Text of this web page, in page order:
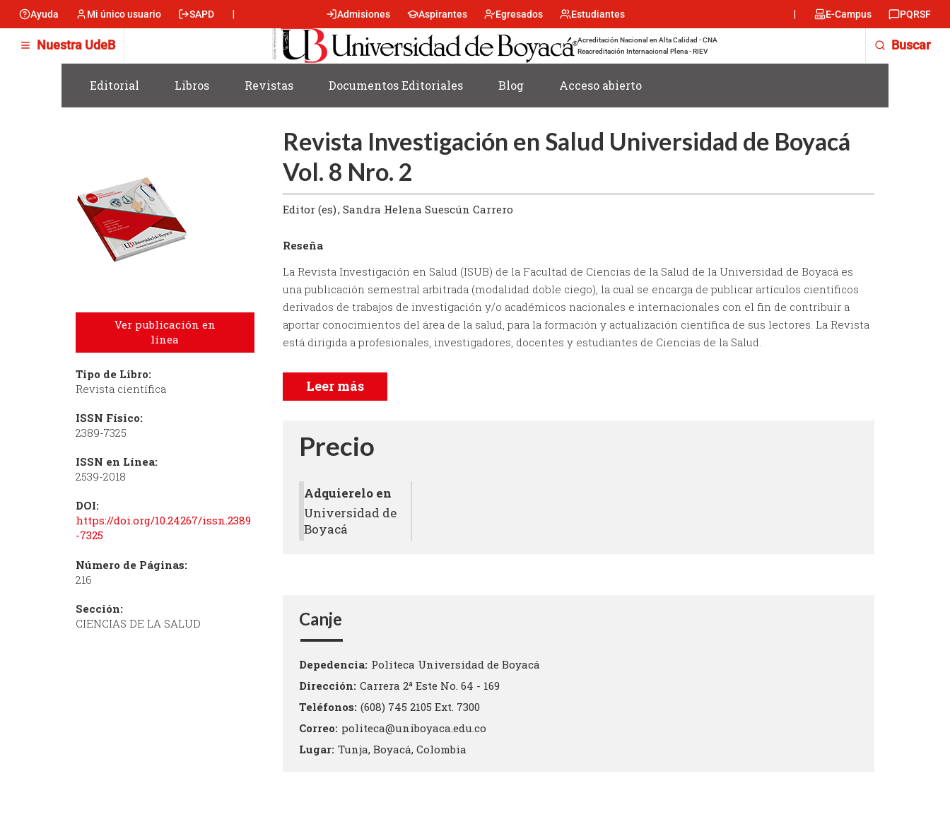
main
content
Menu
Izquierda
Ayuda Mi único usuario SAPD
Menu
encabezado
-
Centro
Admisiones Aspirantes Egresados Estudiantes
Menu
encabezado
E-Campus PQRSF
Nuestra UdeB
Acreditación Nacional en Alta Calidad - CNA
Reacreditación Internacional Plena - RIEV
Buscar
Editorial Libros Revistas Documentos Editoriales Blog Acceso abierto
Revista Investigación en Salud Universidad de Boyacá
Vol. 8 Nro. 2
Editor (es) Sandra Helena Suescún Carrero
Reseña
La Revista Investigación en Salud (ISUB) de la Facultad de Ciencias de la Salud de la Universidad de Boyacá es
una publicación semestral arbitrada (modalidad doble ciego), la cual se encarga de publicar artículos científicos
derivados de trabajos de investigación y/o académicos nacionales e internacionales con el fin de contribuir a
aportar conocimientos del área de la salud, para la formación y actualización científica de sus lectores. La Revista
está dirigida a profesionales, investigadores, docentes y estudiantes de Ciencias de la Salud.
Leer más
Precio
Adquierelo en
Universidad de
Boyacá
Canje
Depedencia Politeca Universidad de Boyacá
Dirección Carrera 2ª Este No. 64 - 169
Teléfonos (608) 745 2105 Ext. 7300
Correo politeca@uniboyaca.edu.co
Lugar Tunja, Boyacá, Colombia
Ver publicación en
línea
Tipo de Libro:
Revista científica
ISSN Físico:
2389-7325
ISSN en Línea:
2539-2018
DOI:
https://doi.org/10.24267/issn.2389
-7325
Número de Páginas:
216
Sección:
CIENCIAS DE LA SALUD